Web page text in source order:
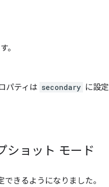
。
パティは secondary に設定
ショット モード
きるようになりました。